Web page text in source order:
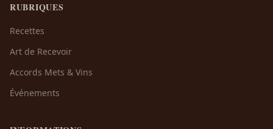
RUBRIQUES
Recettes
Art de Recevoir
Accords Mets & Vins
Événements